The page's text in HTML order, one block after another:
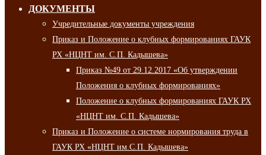
ДОКУМЕНТЫ
Учредительные документы учреждения
Приказ и Положение о клубных формированиях ГАУК
РХ «НЦНТ им. С.П. Кадышева»
Приказ №49 от 29.12.2017 «Об утверждении
Положения о клубных формированиях»
Положение о клубных формированиях ГАУК РХ
«НЦНТ им. С.П. Кадышева»
Приказ и Положение о системе нормирования труда в
ГАУК РХ «НЦНТ им.С.П. Кадышева»